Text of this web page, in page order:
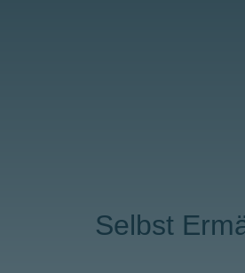
Selbst